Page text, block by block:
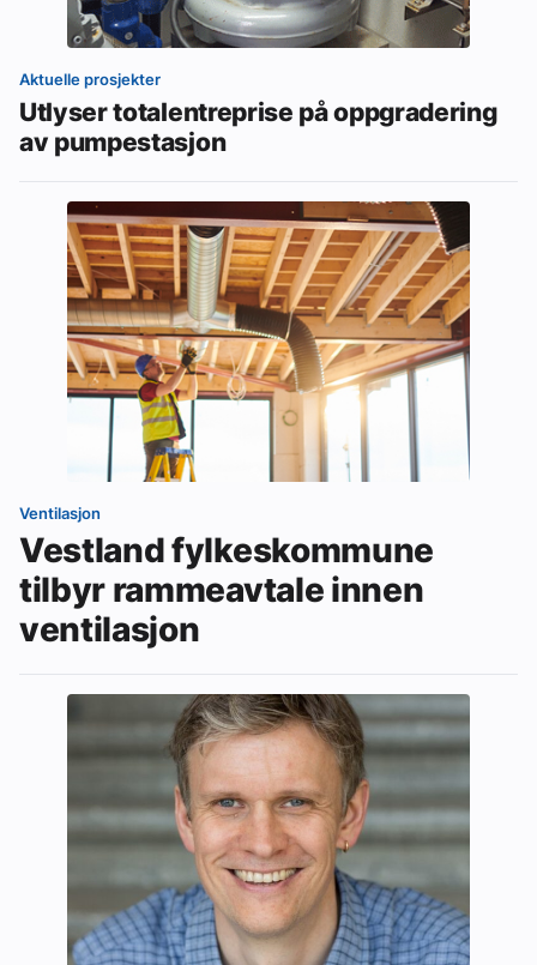
Aktuelle prosjekter
Utlyser totalentreprise på oppgradering
av pumpestasjon
Ventilasjon
Vestland fylkeskommune
tilbyr rammeavtale innen
ventilasjon